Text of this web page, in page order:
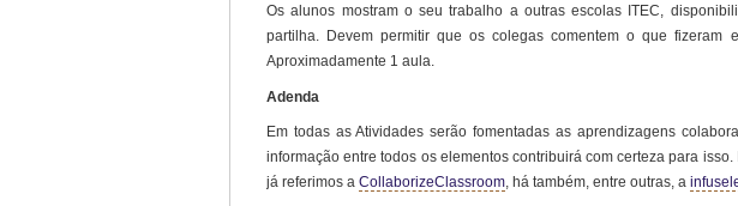
Os alunos mostram o seu trabalho a outras escolas ITEC,
partilha. Devem permitir que os colegas comentem o que fizeram
Aproximadamente 1 aula.
Adenda
Em todas as Atividades serão fomentadas as aprendizagens
informação entre todos os elementos contribuirá com certeza para
já referimos a CollaborizeClassroom, há também, entre outras, a